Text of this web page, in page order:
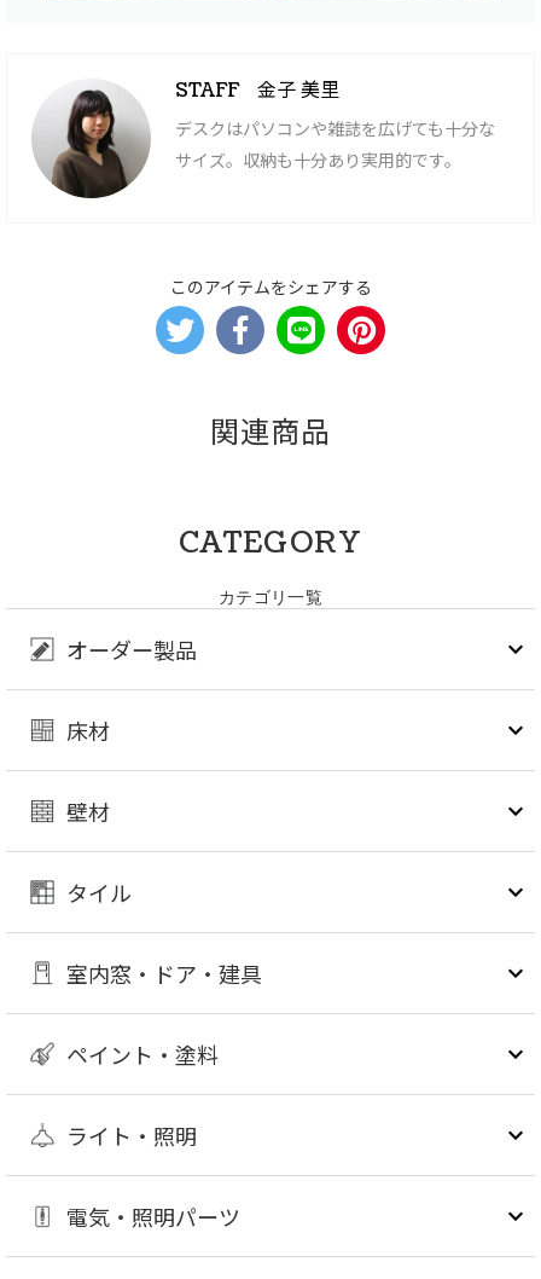
STAFF 金子 美里
デスクはパソコンや雑誌を広げても十分な
サイズ。収納も十分あり実用的です。
このアイテムをシェアする
関連商品
CATEGORY
カテゴリ一覧
オーダー製品
床材
壁材
タイル
室内窓・ドア・建具
ペイント・塗料
ライト・照明
電気・照明パーツ